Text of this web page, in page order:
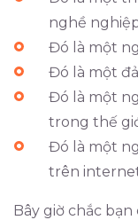
nghề
Đó là một
Đó là một
Đó là một
trong thế
Đó là một
trên
Bây giờ chắc